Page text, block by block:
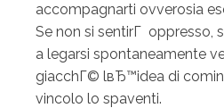
accompagnarti ovverosia
Se non si sentirГ oppresso,
a legarsi spontaneamente
giacchГ© lвЂ™idea di
vincolo lo spaventi.